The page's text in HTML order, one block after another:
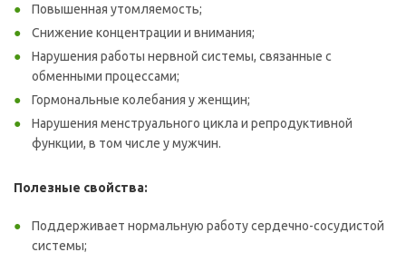
Повышенная утомляемость;
Снижение концентрации и внимания;
Нарушения работы нервной системы, связанные с
обменными процессами;
Гормональные колебания у женщин;
Нарушения менструального цикла и репродуктивной
функции, в том числе у мужчин.
Полезные свойства:
Поддерживает нормальную работу сердечно-сосудистой
системы;